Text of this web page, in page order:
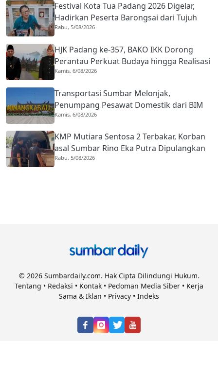
Festival Kota Tua Padang 2026 Digelar,
Hadirkan Peserta Barongsai dari Tujuh
Negara
Rabu, 5/08/2026
HJK Padang ke-357, BAKO IKK Dorong
Perantau Perkuat Budaya hingga Realisasi
Kota Gastronomi
Kamis, 6/08/2026
Transportasi Sumbar Melonjak,
Penumpang Pesawat Domestik dari BIM
Naik Hampir 33 Persen
Kamis, 6/08/2026
KMP Mutiara Sentosa 2 Terbakar, Korban
asal Sumbar Rino Eka Putra Dipulangkan
ke Agam
Rabu, 5/08/2026
© 2026 Sumbardaily.com. Hak Cipta Dilindungi Hukum.
Tentang • Redaksi • Kontak • Pedoman Media Siber • Kerja
Sama & Iklan • Privacy • Indeks